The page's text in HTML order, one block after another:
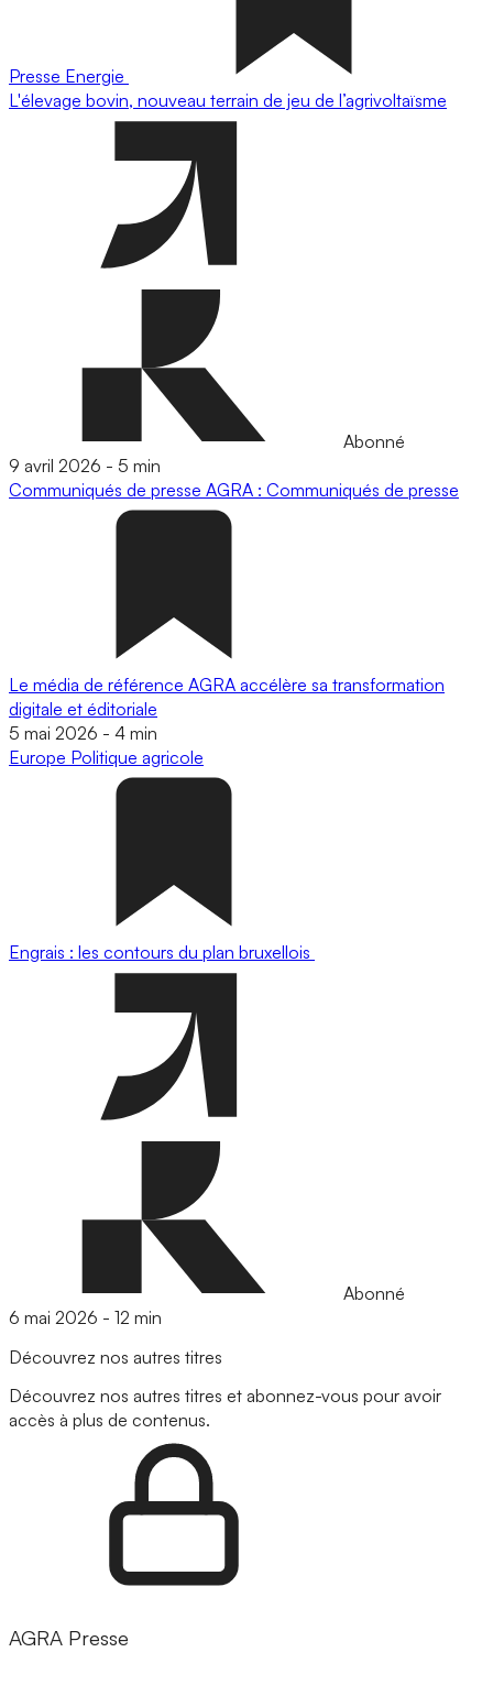
Presse Energie
L'élevage bovin, nouveau terrain de jeu de l’agrivoltaïsme
Abonné
9 avril 2026 - 5 min
Communiqués de presse AGRA : Communiqués de presse
Le média de référence AGRA accélère sa transformation
digitale et éditoriale
5 mai 2026 - 4 min
Europe Politique agricole
Engrais : les contours du plan bruxellois
Abonné
6 mai 2026 - 12 min
Découvrez nos autres titres
Découvrez nos autres titres et abonnez-vous pour avoir
accès à plus de contenus.
AGRA Presse